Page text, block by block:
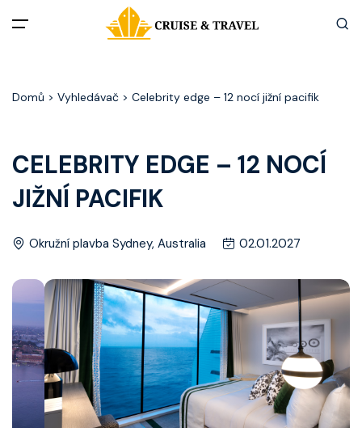
Akční nabídky
Destinace
Zážitky z plaveb
Užitečné informace
Často kladené otázky
Články
Kontakt
Domů > Vyhledávač > Celebrity edge – 12 nocí jižní pacifik
CELEBRITY EDGE – 12 NOCÍ
JIŽNÍ PACIFIK
Okružní plavba Sydney, Australia 02.01.2027